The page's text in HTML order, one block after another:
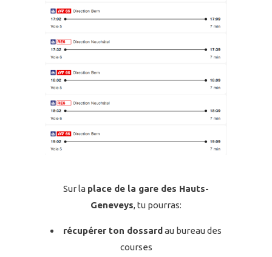
Sur la place de la gare des Hauts-
Geneveys, tu pourras:
récupérer ton dossardau bureau des
courses